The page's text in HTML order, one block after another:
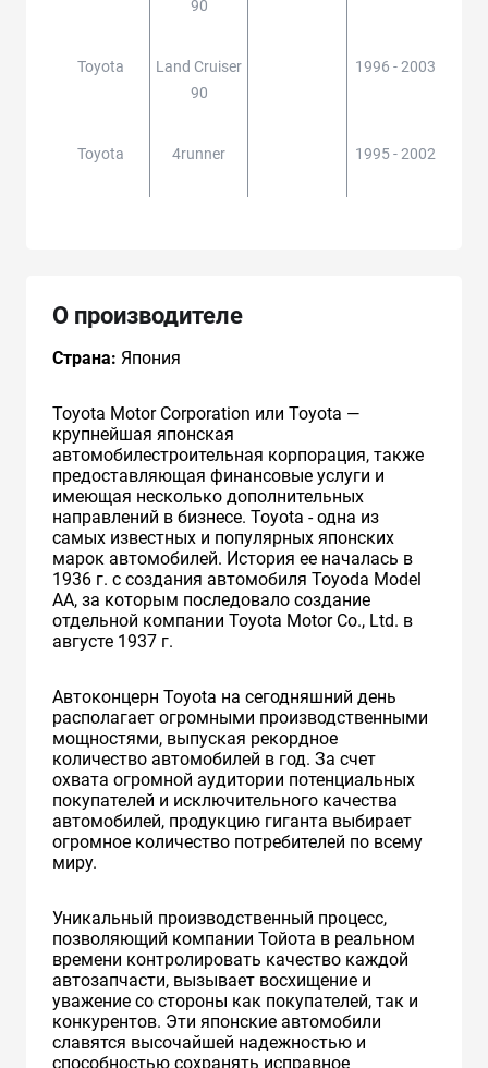
90
Toyota
Land Cruiser
90
1996 - 2003
Toyota 4runner 1995 - 2002
О производителе
Страна: Япония
Toyota Motor Corporation или Toyota —
крупнейшая японская
автомобилестроительная корпорация, также
предоставляющая финансовые услуги и
имеющая несколько дополнительных
направлений в бизнесе. Toyota - одна из
самых известных и популярных японских
марок автомобилей. История ее началась в
1936 г. с создания автомобиля Toyoda Model
AA, за которым последовало создание
отдельной компании Toyota Motor Co., Ltd. в
августе 1937 г.
Автоконцерн Toyota на сегодняшний день
располагает огромными производственными
мощностями, выпуская рекордное
количество автомобилей в год. За счет
охвата огромной аудитории потенциальных
покупателей и исключительного качества
автомобилей, продукцию гиганта выбирает
огромное количество потребителей по всему
миру.
Уникальный производственный процесс,
позволяющий компании Тойота в реальном
времени контролировать качество каждой
автозапчасти, вызывает восхищение и
уважение со стороны как покупателей, так и
конкурентов. Эти японские автомобили
славятся высочайшей надежностью и
способностью сохранять исправное